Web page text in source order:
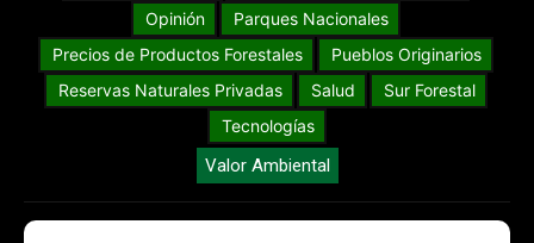
Opinión
Parques Nacionales
Precios de Productos Forestales
Pueblos Originarios
Reservas Naturales Privadas
Salud
Sur Forestal
Tecnologías
Valor Ambiental